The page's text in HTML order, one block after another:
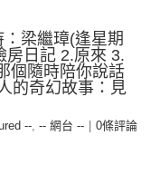
：梁繼璋(逢星期
房日記 2.原來 3.
個隨時陪你說話
的奇幻故事：見
--, -- 網台 -- 0條評論